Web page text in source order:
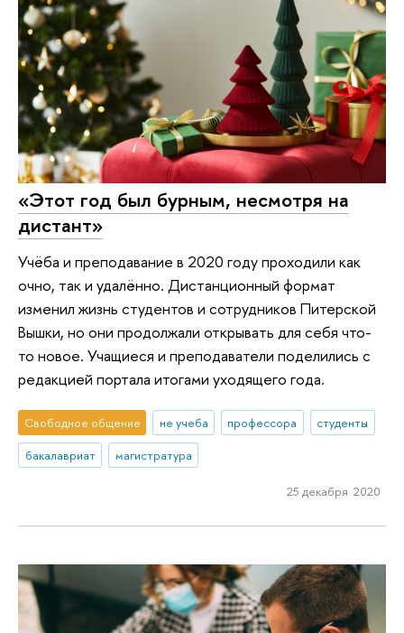
«Этот год был бурным, несмотря на
дистант»
Учёба и преподавание в 2020 году проходили как
очно, так и удалённо. Дистанционный формат
изменил жизнь студентов и сотрудников Питерской
Вышки, но они продолжали открывать для себя что-
то новое. Учащиеся и преподаватели поделились с
редакцией портала итогами уходящего года.
Свободное общение не учеба профессора
студенты
бакалавриат
магистратура
25 декабря 2020